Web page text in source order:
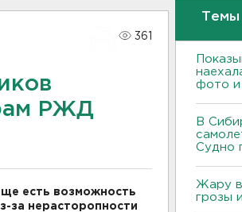
361
РЖД
есть возможность
за нерасторопности
Темы
фото и
В
Судно
Жару в
грозы